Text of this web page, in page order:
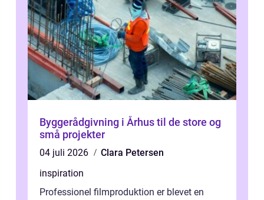
Byggerådgivning i Århus til de store og
små projekter
04 juli 2026
Clara Petersen
inspiration
Professionel filmproduktion er blevet en